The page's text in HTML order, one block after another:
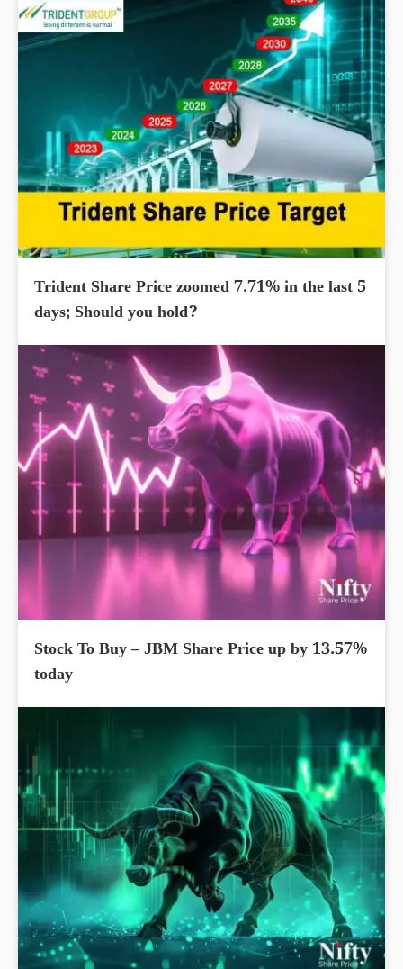
Trident Share Price zoomed 7.71% in the last 5
days; Should you hold?
Stock To Buy – JBM Share Price up by 13.57%
today